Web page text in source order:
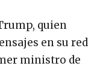
quien
en su red
ministro de